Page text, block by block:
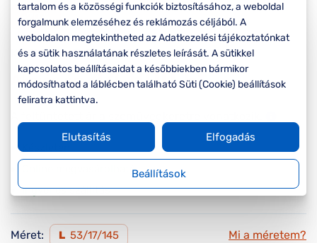
-20%
Korábbi ár: 56.000 Ft
Akciós ár: 44.800 Ft
Online megvásárolható
Ingyenes szállítás
Méret: L 53/17/145 Mi a méretem?
tartalom és a közösségi funkciók biztosításához, a weboldal
forgalmunk elemzéséhez és reklámozás céljából. A
weboldalon megtekintheted az Adatkezelési tájékoztatónkat
és a sütik használatának részletes leírását. A sütikkel
kapcsolatos beállításaidat a későbbiekben bármikor
módosíthatod a láblécben található Süti (Cookie) beállítások
feliratra kattintva.
Beállítások
Elutasítás Elfogadás